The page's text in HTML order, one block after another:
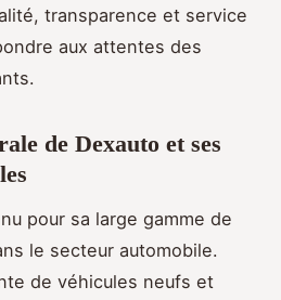
transparence et service
aux attentes des
de Dexauto et ses
pour sa large gamme de
le secteur automobile.
de véhicules neufs et